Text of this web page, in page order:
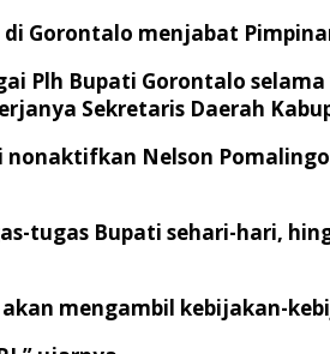
Gorontalo menjabat
Plh Bupati Gorontalo
Sekretaris Daerah
Nelson
tugas Bupati sehari-hari,
mengambil kebijakan-